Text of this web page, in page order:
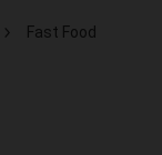
Fast Food